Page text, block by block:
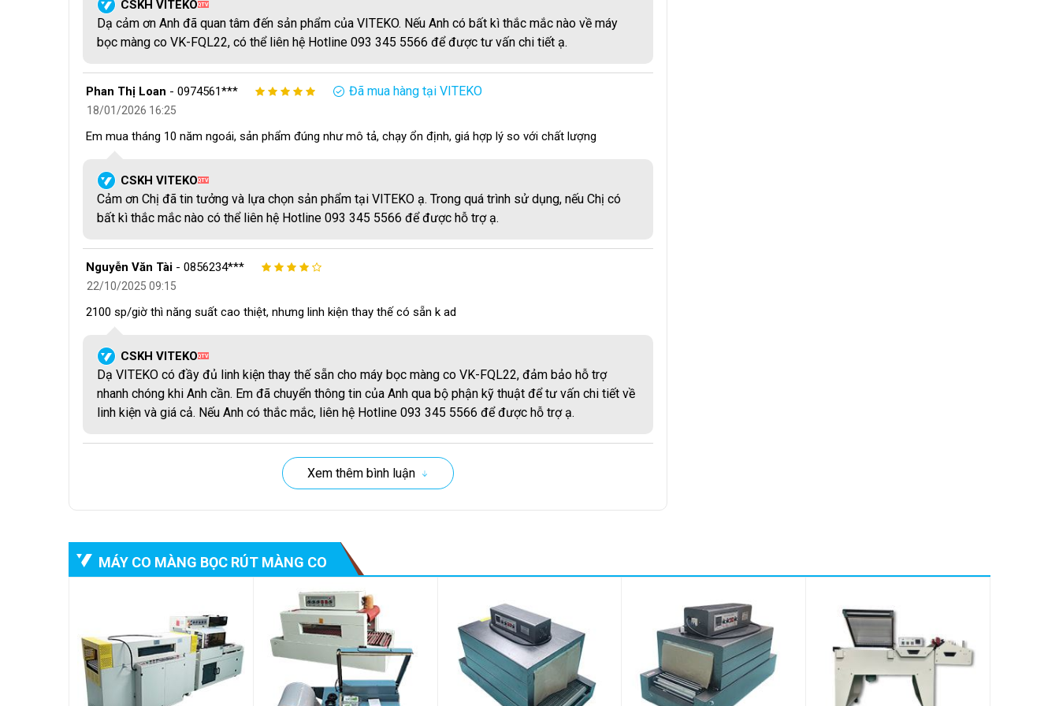
Máy cắt màng co:1,3 KW — phụ trách toàn bộ cơ chế cắt và tạo hình bao bì
Hầm co nhiệt:12 KW — cung cấp nhiệt năng để xử lý màng sau khi cắt
Tỷ lệ phân bổ này không phải ngẫu nhiên.Hầm co chiếm 90% tổng công suấtvì đây là bộ phận đòi hỏi nhiệt
lượng lớn và ổn định để co màng đều trên toàn bề mặt sản phẩm. Cụm cắt màng hoạt động với công suất thấp
hơn nhiều nhưng yêu cầu độ chính xác cơ học cao trong từng chu kỳ.
CSKH VITEKOQTV
Dạ cảm ơn Anh đã quan tâm đến sản phẩm của VITEKO. Nếu Anh có bất kì thắc mắc nào về máy
bọc màng co VK-FQL22, có thể liên hệ Hotline 093 345 5566 để được tư vấn chi tiết ạ.
Phan Thị Loan - 0974561*** Đã mua hàng tại VITEKO
18/01/2026 16:25
Em mua tháng 10 năm ngoái, sản phẩm đúng như mô tả, chạy ổn định, giá hợp lý so với chất lượng
CSKH VITEKOQTV
Cảm ơn Chị đã tin tưởng và lựa chọn sản phẩm tại VITEKO ạ. Trong quá trình sử dụng, nếu Chị có
bất kì thắc mắc nào có thể liên hệ Hotline 093 345 5566 để được hỗ trợ ạ.
Nguyễn Văn Tài - 0856234***
22/10/2025 09:15
2100 sp/giờ thì năng suất cao thiệt, nhưng linh kiện thay thế có sẵn k ad
CSKH VITEKOQTV
Dạ VITEKO có đầy đủ linh kiện thay thế sẵn cho máy bọc màng co VK-FQL22, đảm bảo hỗ trợ
nhanh chóng khi Anh cần. Em đã chuyển thông tin của Anh qua bộ phận kỹ thuật để tư vấn chi tiết về
linh kiện và giá cả. Nếu Anh có thắc mắc, liên hệ Hotline 093 345 5566 để được hỗ trợ ạ.
Xem thêm bình luận
MÁY CO MÀNG BỌC RÚT MÀNG CO